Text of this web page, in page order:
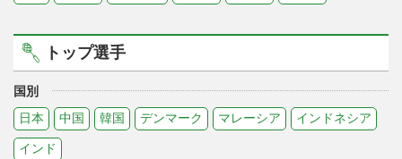
トップ選手
国別
日本
中国 韓国 デンマーク マレーシア インドネシア
インド